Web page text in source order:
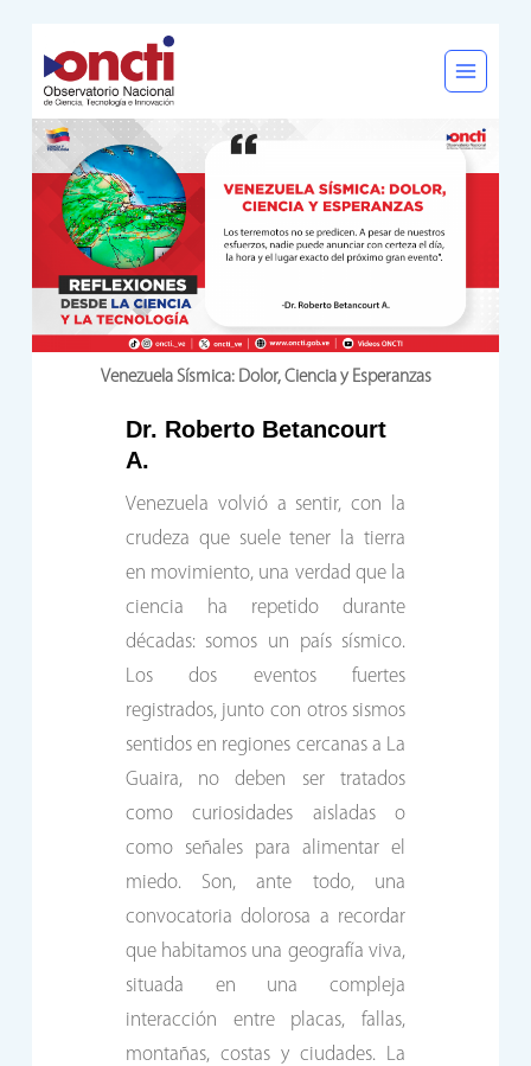
al
contenido
Venezuela Sísmica: Dolor, Ciencia y Esperanzas
Dr. Roberto Betancourt
A.
Venezuela volvió a sentir, con la
crudeza que suele tener la tierra
en movimiento, una verdad que la
ciencia ha repetido durante
décadas: somos un país sísmico.
Los dos eventos fuertes
registrados, junto con otros sismos
sentidos en regiones cercanas a La
Guaira, no deben ser tratados
como curiosidades aisladas o
como señales para alimentar el
miedo. Son, ante todo, una
convocatoria dolorosa a recordar
que habitamos una geografía viva,
situada en una compleja
interacción entre placas, fallas,
montañas, costas y ciudades. La